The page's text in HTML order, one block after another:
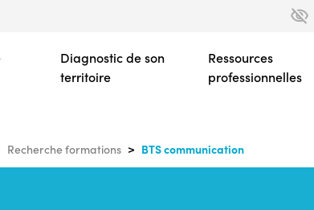
contenu
principal
Diagnostic de son
territoire
Ressources
professionnelles
Recherche formations BTS communication